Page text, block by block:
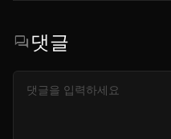
forum댓글